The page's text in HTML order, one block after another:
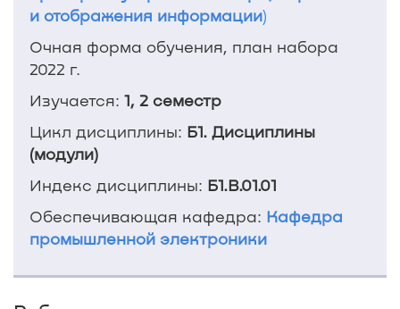
и отображения информации)
Очная форма обучения, план набора
2022 г.
Изучается: 1, 2 семестр
Цикл дисциплины: Б1. Дисциплины
(модули)
Индекс дисциплины: Б1.В.01.01
Обеспечивающая кафедра: Кафедра
промышленной электроники